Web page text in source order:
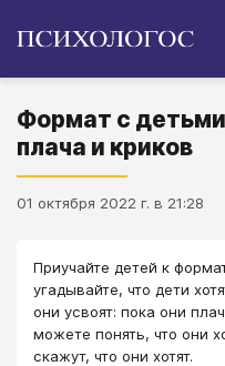
Формат с
плача и криков
01 октября 2022 г. в 21:28
Приучайте детей к
угадывайте, что дети
они усвоят: пока они
можете понять, что они
скажут, что они хотят.